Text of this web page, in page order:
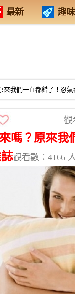
最新 趣
來我們一直都錯了！忍
觀
嗎？原來我
觀看數：4166